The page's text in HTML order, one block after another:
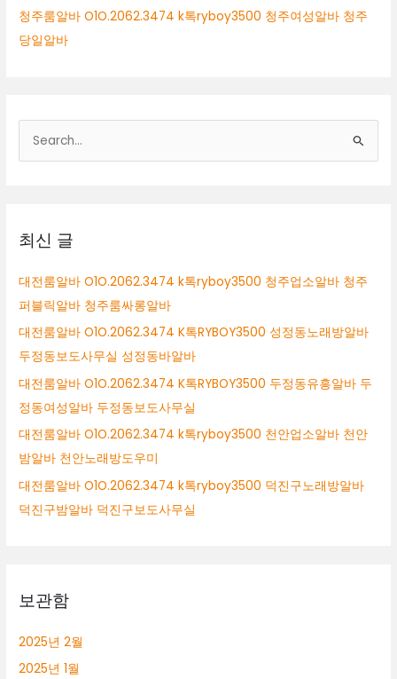
청주룸알바 O1O.2062.3474 k톡ryboy3500 청주여성알바 청주
당일알바
색
최신 글
대전룸알바 O1O.2062.3474 k톡ryboy3500 청주업소알바 청주
퍼블릭알바 청주룸싸롱알바
대전룸알바 O1O.2062.3474 K톡RYBOY3500 성정동노래방알바
두정동보도사무실 성정동바알바
대전룸알바 O1O.2062.3474 K톡RYBOY3500 두정동유흥알바 두
정동여성알바 두정동보도사무실
대전룸알바 O1O.2062.3474 k톡ryboy3500 천안업소알바 천안
밤알바 천안노래방도우미
대전룸알바 O1O.2062.3474 k톡ryboy3500 덕진구노래방알바
덕진구밤알바 덕진구보도사무실
보관함
2025년 2월
2025년 1월